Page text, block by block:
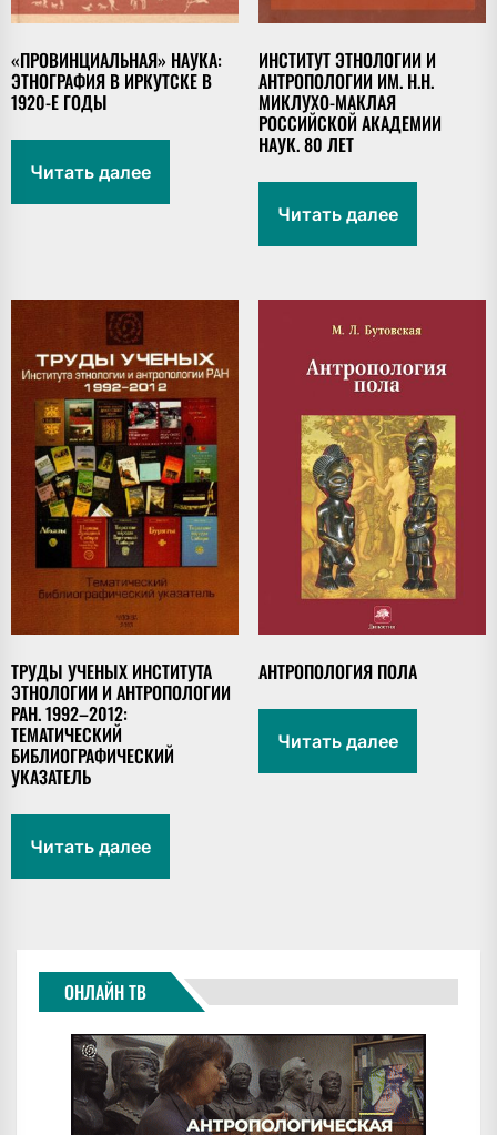
«ПРОВИНЦИАЛЬНАЯ» НАУКА:
ЭТНОГРАФИЯ В ИРКУТСКЕ В
1920-Е ГОДЫ
Читать далее
ИНСТИТУТ ЭТНОЛОГИИ И
АНТРОПОЛОГИИ ИМ. Н.Н.
МИКЛУХО-МАКЛАЯ
РОССИЙСКОЙ АКАДЕМИИ
НАУК. 80 ЛЕТ
Читать далее
ТРУДЫ УЧЕНЫХ ИНСТИТУТА
ЭТНОЛОГИИ И АНТРОПОЛОГИИ
РАН. 1992–2012:
ТЕМАТИЧЕСКИЙ
БИБЛИОГРАФИЧЕСКИЙ
УКАЗАТЕЛЬ
Читать далее
АНТРОПОЛОГИЯ ПОЛА
Читать далее
ОНЛАЙН ТВ